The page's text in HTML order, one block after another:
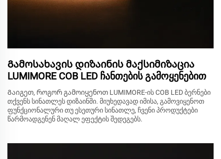
Გამოსახავის დიზაინის მაქსიმიზაცია
LUMIMORE COB LED ჩანთების გამოყენებით
Გაიგეთ, როგორ გამოიყენოთ LUMIMORE-ის COB LED ბერნები
თქვენს სინათლეს დიზაინში. მიუხედავად იმისა, გამოვიყენოთ
ფუნქციონალური თუ ესეთური სინათლე, ჩვენი პროდუქტები
წარმოადგენენ მაღალ ეფექტის შედეგებს.